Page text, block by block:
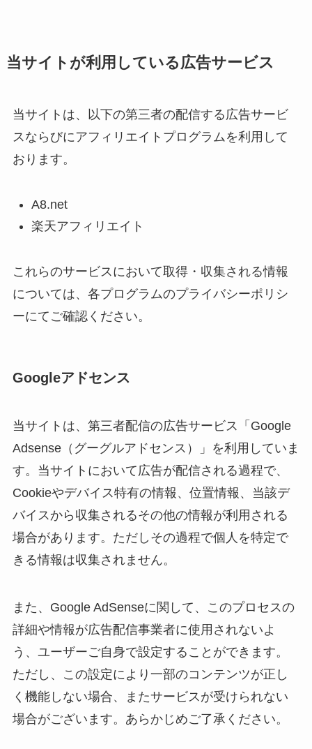
当サイトが利用している広告サービス
当サイトは、以下の第三者の配信する広告サービ
スならびにアフィリエイトプログラムを利用して
おります。
A8.net
楽天アフィリエイト
これらのサービスにおいて取得・収集される情報
については、各プログラムのプライバシーポリシ
ーにてご確認ください。
Googleアドセンス
当サイトは、第三者配信の広告サービス「Google
Adsense（グーグルアドセンス）」を利用していま
す。当サイトにおいて広告が配信される過程で、
Cookieやデバイス特有の情報、位置情報、当該デ
バイスから収集されるその他の情報が利用される
場合があります。ただしその過程で個人を特定で
きる情報は収集されません。
また、Google AdSenseに関して、このプロセスの
詳細や情報が広告配信事業者に使用されないよ
う、ユーザーご自身で設定することができます。
ただし、この設定により一部のコンテンツが正し
く機能しない場合、またサービスが受けられない
場合がございます。あらかじめご了承ください。